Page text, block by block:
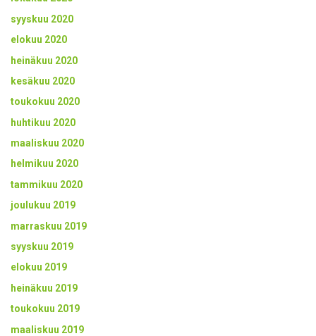
syyskuu 2020
elokuu 2020
heinäkuu 2020
kesäkuu 2020
toukokuu 2020
huhtikuu 2020
maaliskuu 2020
helmikuu 2020
tammikuu 2020
joulukuu 2019
marraskuu 2019
syyskuu 2019
elokuu 2019
heinäkuu 2019
toukokuu 2019
maaliskuu 2019